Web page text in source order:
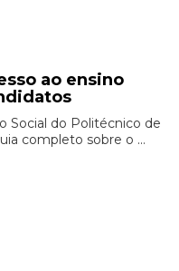
ao ensino
Social do Politécnico de
completo sobre o ...